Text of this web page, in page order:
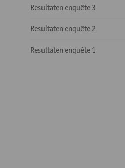
Resultaten enquête 3
Resultaten enquête 2
Resultaten enquête 1